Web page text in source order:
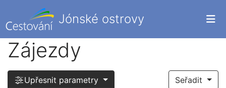
Jónské ostrovy
Zájezdy
Upřesnit parametry Seřadit